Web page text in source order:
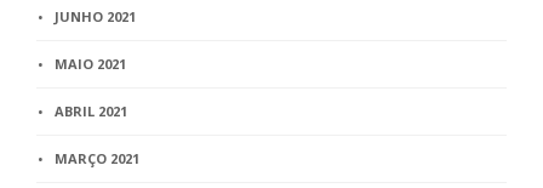
JUNHO 2021
MAIO 2021
ABRIL 2021
MARÇO 2021